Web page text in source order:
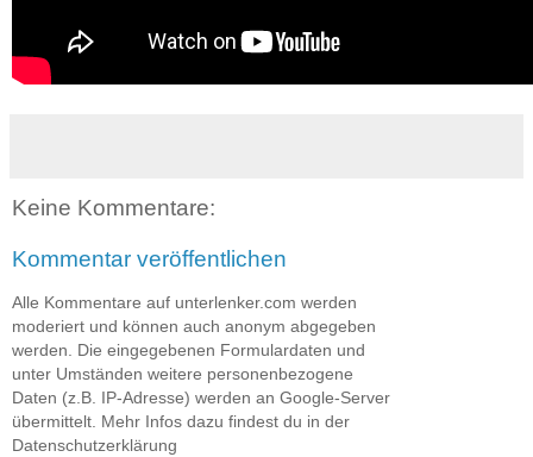
Keine Kommentare:
Kommentar veröffentlichen
Alle Kommentare auf unterlenker.com werden
moderiert und können auch anonym abgegeben
werden. Die eingegebenen Formulardaten und
unter Umständen weitere personenbezogene
Daten (z.B. IP-Adresse) werden an Google-Server
übermittelt. Mehr Infos dazu findest du in der
Datenschutzerklärung